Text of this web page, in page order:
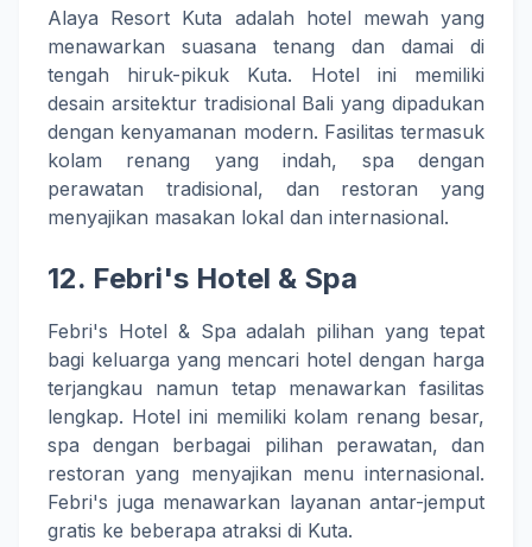
Alaya Resort Kuta adalah hotel mewah yang
menawarkan suasana tenang dan damai di
tengah hiruk-pikuk Kuta. Hotel ini memiliki
desain arsitektur tradisional Bali yang dipadukan
dengan kenyamanan modern. Fasilitas termasuk
kolam renang yang indah, spa dengan
perawatan tradisional, dan restoran yang
menyajikan masakan lokal dan internasional.
12. Febri's Hotel & Spa
Febri's Hotel & Spa adalah pilihan yang tepat
bagi keluarga yang mencari hotel dengan harga
terjangkau namun tetap menawarkan fasilitas
lengkap. Hotel ini memiliki kolam renang besar,
spa dengan berbagai pilihan perawatan, dan
restoran yang menyajikan menu internasional.
Febri's juga menawarkan layanan antar-jemput
gratis ke beberapa atraksi di Kuta.